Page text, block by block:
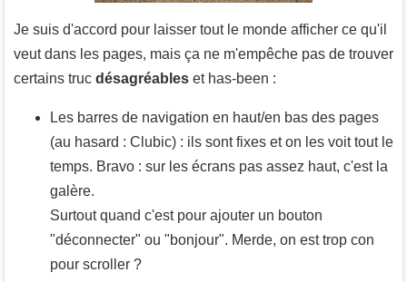
Je suis d'accord pour laisser tout le monde afficher ce qu'il
veut dans les pages, mais ça ne m'empêche pas de trouver
certains truc désagréables et has-been :
Les barres de navigation en haut/en bas des pages
(au hasard : Clubic) : ils sont fixes et on les voit tout le
temps. Bravo : sur les écrans pas assez haut, c'est la
galère.
Surtout quand c'est pour ajouter un bouton
"déconnecter" ou "bonjour". Merde, on est trop con
pour scroller ?